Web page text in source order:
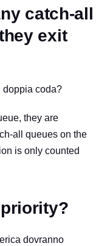
catch-all
exit
doppia coda?
they are
all queues on the
is only counted
dovranno